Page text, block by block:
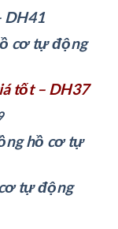
DH41
cơ tự động
tốt – DH37
hồ cơ tự
tự động